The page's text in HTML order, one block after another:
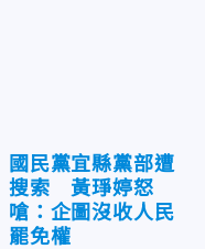
國民黨宜縣黨部遭
搜索 黃琤婷怒
嗆：企圖沒收人民
罷免權